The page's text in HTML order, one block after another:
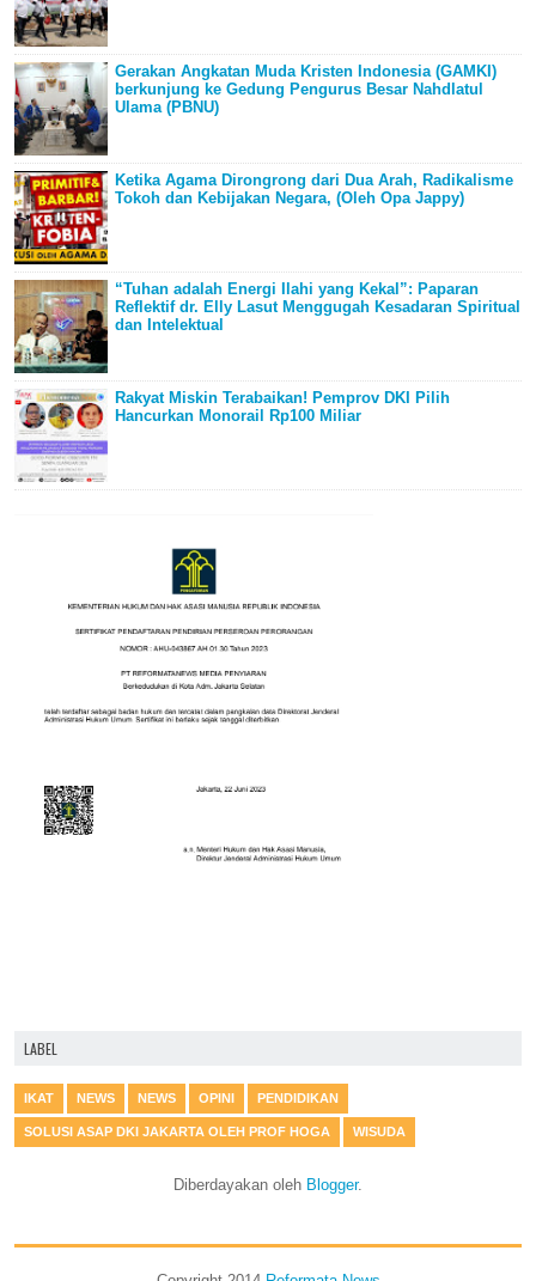
Gerakan Angkatan Muda Kristen Indonesia (GAMKI)
berkunjung ke Gedung Pengurus Besar Nahdlatul
Ulama (PBNU)
Ketika Agama Dirongrong dari Dua Arah, Radikalisme
Tokoh dan Kebijakan Negara, (Oleh Opa Jappy)
“Tuhan adalah Energi Ilahi yang Kekal”: Paparan
Reflektif dr. Elly Lasut Menggugah Kesadaran Spiritual
dan Intelektual
Rakyat Miskin Terabaikan! Pemprov DKI Pilih
Hancurkan Monorail Rp100 Miliar
LABEL
IKAT NEWS NEWS OPINI PENDIDIKAN
SOLUSI ASAP DKI JAKARTA OLEH PROF HOGA WISUDA
Diberdayakan oleh Blogger.